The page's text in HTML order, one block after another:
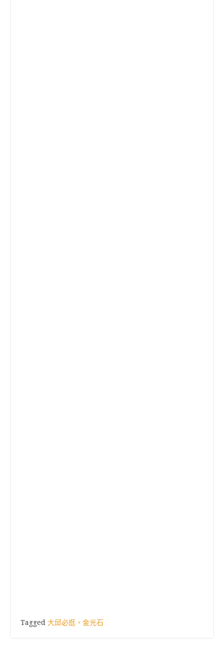
Tagged 大邱必逛，金光石